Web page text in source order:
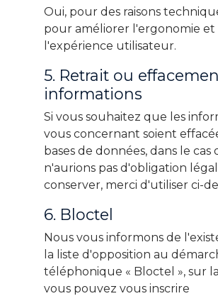
Oui, pour des raisons
pour améliorer l'ergonomie et
l'expérience utilisateur.
5. Retrait ou
informations
Si vous souhaitez que les
vous concernant soient
bases de données, dans le cas
n'aurions pas d'obligation
conserver, merci d'utiliser ci-
6. Bloctel
Nous vous informons de
la liste d'opposition au
téléphonique « Bloctel », sur
vous pouvez vous inscrire